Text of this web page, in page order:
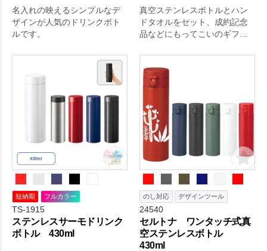
名入れの映えるシンプルなデ
ザインが人気のドリンクボト
ルです。
真空ステンレスボトルとハン
ドタオルをセット、成約記念
品などにもってこいのギフト
短納期 フルカラー
TS-1915
ステンレスサーモドリンク
ボトル 430ml
のし対応 デザインツール
24540
セルトナ ワンタッチ式真
空ステンレスボトル
430ml